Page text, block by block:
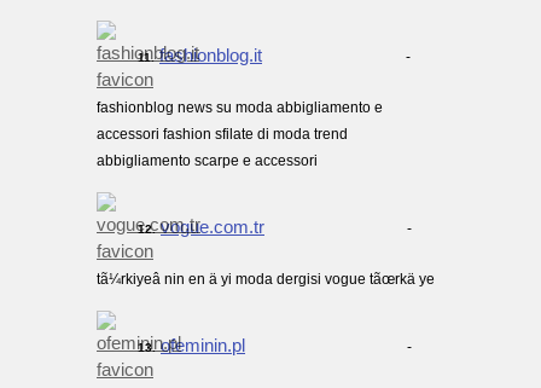
11. fashionblog.it -
fashionblog news su moda abbigliamento e
accessori fashion sfilate di moda trend
abbigliamento scarpe e accessori
12. vogue.com.tr -
tã¼rkiyeâ nin en ä yi moda dergisi vogue tãœrkä ye
13. ofeminin.pl -